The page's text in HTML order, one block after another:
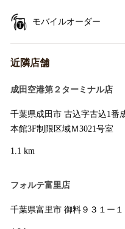
モバイルオーダー
近隣店舗
成田空港第２ターミナル店
千葉県成田市 古込字古込1番
本館3F制限区域Ｍ3021号室
1.1 km
フォルテ富里店
千葉県富里市 御料９３１ー１